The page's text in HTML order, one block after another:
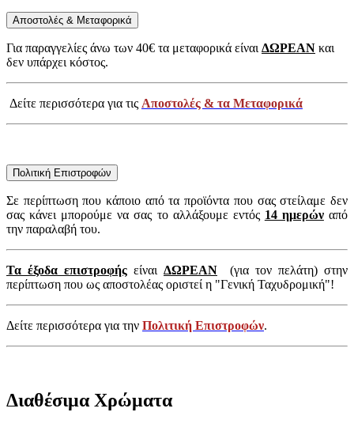
Αποστολές & Μεταφορικά
Για παραγγελίες άνω των 40€ τα μεταφορικά είναιΔΩΡΕΑΝ και
δεν υπάρχει κόστος.
Δείτε περισσότερα για τις Αποστολές & τα Μεταφορικά
Πολιτική Επιστροφών
Σε περίπτωση που κάποιο από τα προϊόντα που σας στείλαμε δεν
σας κάνει μπορούμε να σας το αλλάξουμε εντός 14 ημερώναπό
την παραλαβή του.
Τα έξοδα επιστροφής είναι ΔΩΡΕΑΝ (για τον πελάτη) στην
περίπτωση που ως αποστολέας οριστεί η "Γενική Ταχυδρομική"!
Δείτε περισσότερα για την Πολιτική Επιστροφών.
Διαθέσιμα Χρώματα